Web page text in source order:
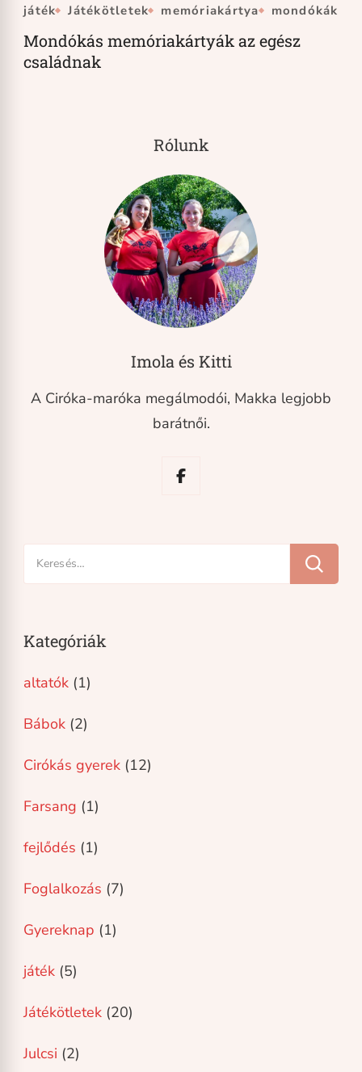
játék Játékötletek memóriakártya mondókák
Mondókás memóriakártyák az egész
családnak
Rólunk
Imola és Kitti
A Ciróka-maróka megálmodói, Makka legjobb
barátnői.
Keresés:
Kategóriák
altatók (1)
Bábok (2)
Cirókás gyerek (12)
Farsang (1)
fejlődés (1)
Foglalkozás (7)
Gyereknap (1)
játék (5)
Játékötletek (20)
Julcsi (2)